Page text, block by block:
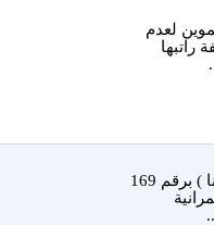
لعدم
راتبها
أني صاحب المقهى ( أبناء قنا ) برقم 169